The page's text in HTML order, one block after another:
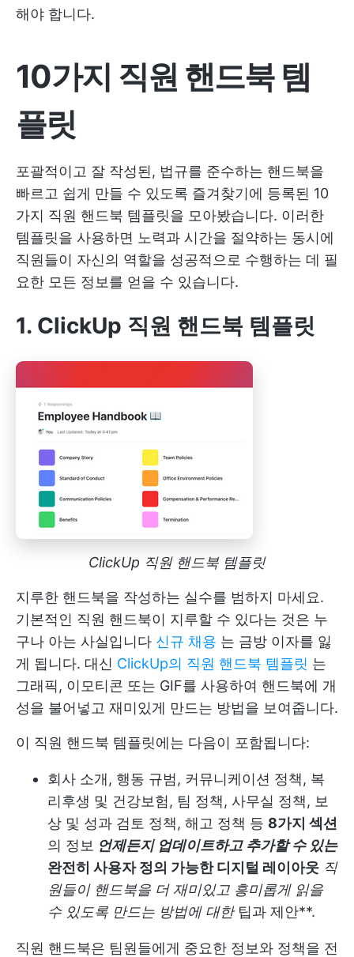
해야 합니다.
10가지 직원 핸드북 템
플릿
포괄적이고 잘 작성된, 법규를 준수하는 핸드북을
빠르고 쉽게 만들 수 있도록 즐겨찾기에 등록된 10
가지 직원 핸드북 템플릿을 모아봤습니다. 이러한
템플릿을 사용하면 노력과 시간을 절약하는 동시에
직원들이 자신의 역할을 성공적으로 수행하는 데 필
요한 모든 정보를 얻을 수 있습니다.
1. ClickUp 직원 핸드북 템플릿
ClickUp 직원 핸드북 템플릿
지루한 핸드북을 작성하는 실수를 범하지 마세요.
기본적인 직원 핸드북이 지루할 수 있다는 것은 누
구나 아는 사실입니다 신규 채용 는 금방 이자를 잃
게 됩니다. 대신 ClickUp의 직원 핸드북 템플릿 는
그래픽, 이모티콘 또는 GIF를 사용하여 핸드북에 개
성을 불어넣고 재미있게 만드는 방법을 보여줍니다.
이 직원 핸드북 템플릿에는 다음이 포함됩니다:
회사 소개, 행동 규범, 커뮤니케이션 정책, 복
리후생 및 건강보험, 팀 정책, 사무실 정책, 보
상 및 성과 검토 정책, 해고 정책 등 8가지 섹션
의 정보 언제든지 업데이트하고 추가할 수 있는
완전히 사용자 정의 가능한 디지털 레이아웃 직
원들이 핸드북을 더 재미있고 흥미롭게 읽을
수 있도록 만드는 방법에 대한 팁과 제안**.
직원 핸드북은 팀원들에게 중요한 정보와 정책을 전